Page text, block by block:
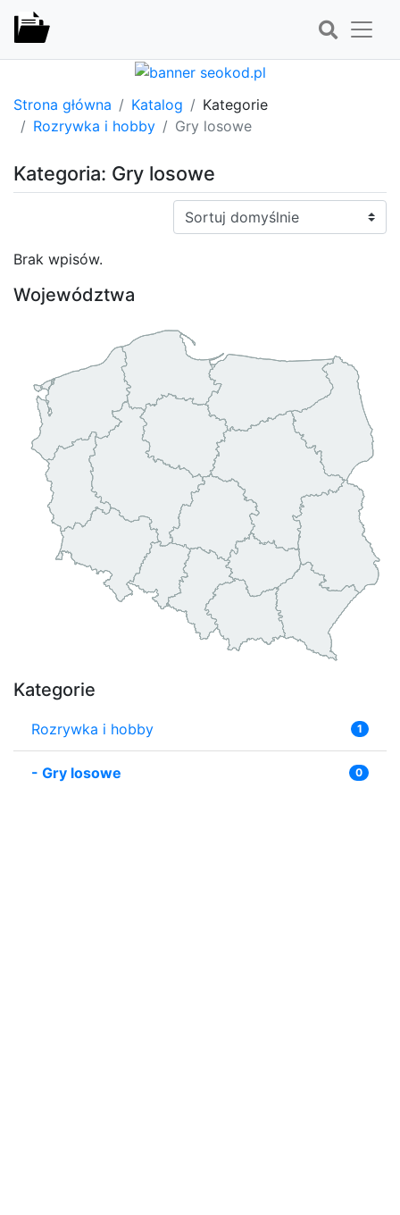
Strona główna Katalog
Kategorie
Rozrywka i hobby
Gry losowe
Kategoria: Gry losowe
Sortuj:
Brak wpisów.
Województwa
Kategorie
Rozrywka i hobby 1
- Gry losowe 0